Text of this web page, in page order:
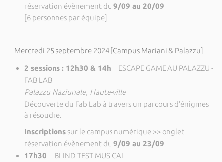
réservation évènement du 9/09 au 20/09
[6 personnes par équipe]
Mercredi 25 septembre 2024 [Campus Mariani & Palazzu]
2 sessions : 12h30 & 14h
ESCAPE GAME AU PALAZZU -
FAB LAB
Palazzu Naziunale, Haute-ville
Découverte du Fab Lab à travers un parcours d’énigmes
à résoudre.
Inscriptionssur le campus numérique >> onglet
réservation évènement du 9/09 au 23/09
17h30 BLIND TEST MUSICAL